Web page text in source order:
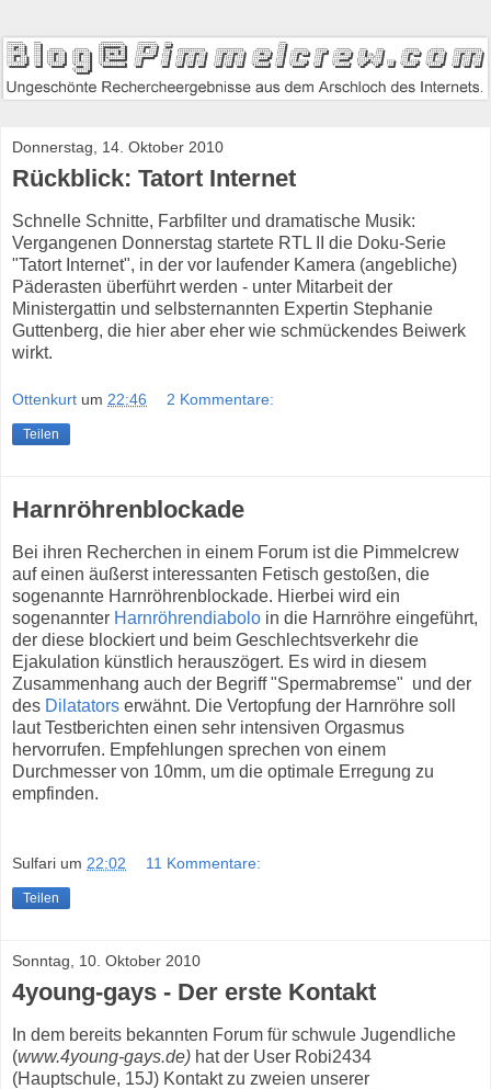
Donnerstag, 14. Oktober 2010
Rückblick: Tatort Internet
Schnelle Schnitte, Farbfilter und dramatische Musik:
Vergangenen Donnerstag startete RTL II die Doku-Serie
"Tatort Internet", in der vor laufender Kamera (angebliche)
Päderasten überführt werden - unter Mitarbeit der
Ministergattin und selbsternannten Expertin Stephanie
Guttenberg, die hier aber eher wie schmückendes Beiwerk
wirkt.
Ottenkurt um 22:46 2 Kommentare:
Teilen
Harnröhrenblockade
Bei ihren Recherchen in einem Forum ist die Pimmelcrew
auf einen äußerst interessanten Fetisch gestoßen, die
sogenannte Harnröhrenblockade. Hierbei wird ein
sogenannter Harnröhrendiabolo in die Harnröhre eingeführt,
der diese blockiert und beim Geschlechtsverkehr die
Ejakulation künstlich herauszögert. Es wird in diesem
Zusammenhang auch der Begriff "Spermabremse" und der
des Dilatators erwähnt. Die Vertopfung der Harnröhre soll
laut Testberichten einen sehr intensiven Orgasmus
hervorrufen. Empfehlungen sprechen von einem
Durchmesser von 10mm, um die optimale Erregung zu
empfinden.
Sulfari um 22:02 11 Kommentare:
Teilen
Sonntag, 10. Oktober 2010
4young-gays - Der erste Kontakt
In dem bereits bekannten Forum für schwule Jugendliche
(www.4young-gays.de) hat der User Robi2434
(Hauptschule, 15J) Kontakt zu zweien unserer